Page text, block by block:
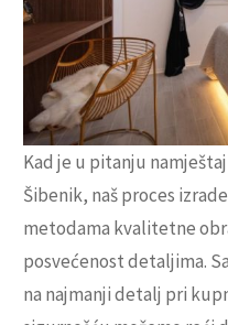
Kad je u pitanju
Šibenik, naš proces
metodama kvalitetne
posvećenost detaljima.
na najmanji detalj pri